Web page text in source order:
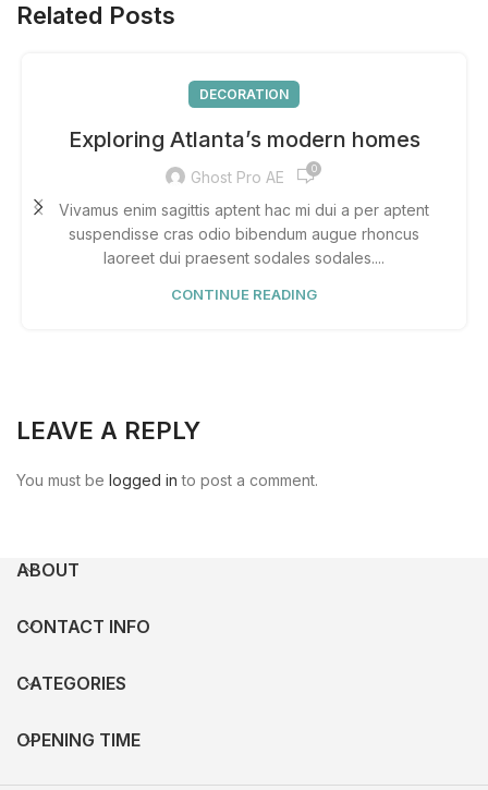
Related Posts
DECORATION
Exploring Atlanta’s modern homes
Ghost Pro AE 0
Vivamus enim sagittis aptent hac mi dui a per aptent
suspendisse cras odio bibendum augue rhoncus
laoreet dui praesent sodales sodales....
CONTINUE READING
LEAVE A REPLY
You must be logged in to post a comment.
ABOUT
CONTACT INFO
CATEGORIES
OPENING TIME